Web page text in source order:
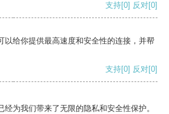
支持[0] 反对[0]
以给你提供最高速度和安全性的连接，并帮
支持[0] 反对[0]
为我们带来了无限的隐私和安全性保护。